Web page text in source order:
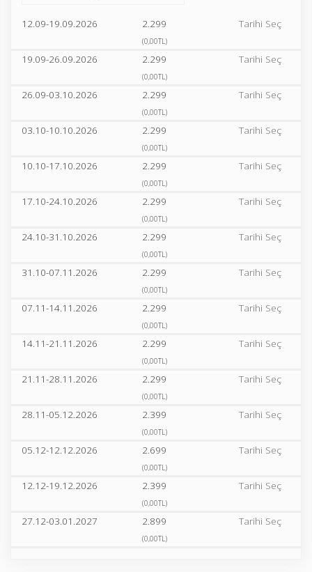
12.09-19.09.2026 2.299
(0,00TL)
Tarihi Seç
19.09-26.09.2026 2.299
(0,00TL)
Tarihi Seç
26.09-03.10.2026 2.299
(0,00TL)
Tarihi Seç
03.10-10.10.2026 2.299
(0,00TL)
Tarihi Seç
10.10-17.10.2026 2.299
(0,00TL)
Tarihi Seç
17.10-24.10.2026 2.299
(0,00TL)
Tarihi Seç
24.10-31.10.2026 2.299
(0,00TL)
Tarihi Seç
31.10-07.11.2026 2.299
(0,00TL)
Tarihi Seç
07.11-14.11.2026 2.299
(0,00TL)
Tarihi Seç
14.11-21.11.2026 2.299
(0,00TL)
Tarihi Seç
21.11-28.11.2026 2.299
(0,00TL)
Tarihi Seç
28.11-05.12.2026 2.399
(0,00TL)
Tarihi Seç
05.12-12.12.2026 2.699
(0,00TL)
Tarihi Seç
12.12-19.12.2026 2.399
(0,00TL)
Tarihi Seç
27.12-03.01.2027 2.899
(0,00TL)
Tarihi Seç